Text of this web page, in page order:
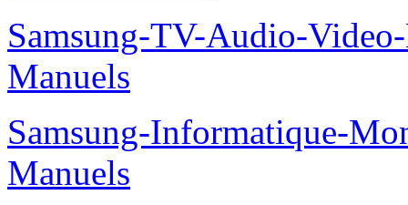
Samsung-TV-Audio-
Manuels
Samsung-Informatique-
Manuels